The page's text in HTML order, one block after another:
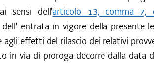
sensi dell'articolo 13, comma 7,
entrata in vigore della presente
effetti del rilascio dei relativi
in via di proroga decorre dalla data